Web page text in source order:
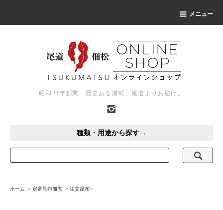
メニュー
昭和21年創業 歴史ある港町、尾道よりお届け。
種類・用途から探す→
ホーム > 定番昆布佃煮 > 生姜昆布>